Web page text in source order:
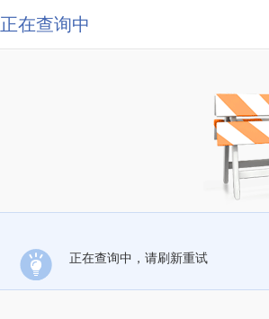
正在查询中
正在查询中，请刷新重试